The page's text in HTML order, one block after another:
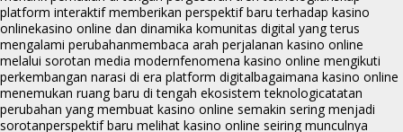
platform interaktif memberikan perspektif baru terhadap kasino
onlinekasino online dan dinamika komunitas digital yang terus
mengalami perubahanmembaca arah perjalanan kasino online
melalui sorotan media modernfenomena kasino online mengikuti
perkembangan narasi di era platform digitalbagaimana kasino online
menemukan ruang baru di tengah ekosistem teknologicatatan
perubahan yang membuat kasino online semakin sering menjadi
sorotanperspektif baru melihat kasino online seiring munculnya